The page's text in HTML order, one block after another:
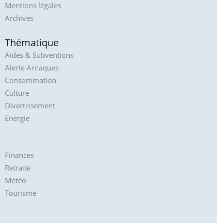
Mentions légales
Archives
Thématique
Aides & Subventions
Alerte Arnaques
Consommation
Culture
Divertissement
Energie
Finances
Retraite
Météo
Tourisme